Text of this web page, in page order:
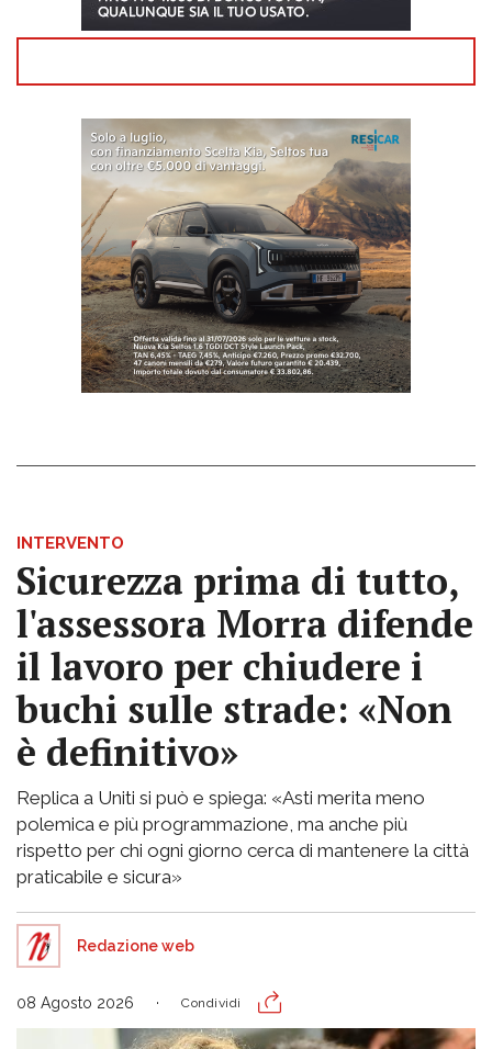
INTERVENTO
Sicurezza prima di tutto,
l'assessora Morra difende
il lavoro per chiudere i
buchi sulle strade: «Non
è definitivo»
Replica a Uniti si può e spiega: «Asti merita meno
polemica e più programmazione, ma anche più
rispetto per chi ogni giorno cerca di mantenere la città
praticabile e sicura»
Redazione web
08 Agosto 2026 Condividi